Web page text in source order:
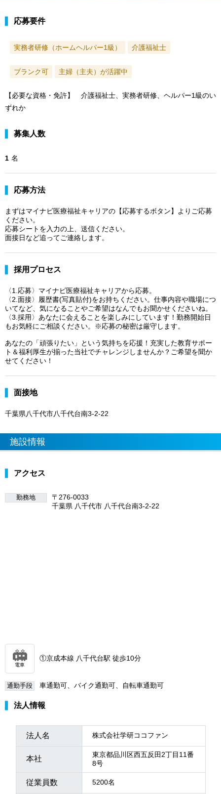
応募要件
実務者研修（ホームヘルパー1級） 介護福祉士
ブランク可 主婦（主夫）が活躍中
【必要な資格・免許】 介護福祉士、実務者研修、ヘルパー1級のい
ずれか
募集人数
1 名
応募方法
まずはマイナビ医療福祉キャリアの【応募するボタン】よりご応募
ください。
応募シートを入力の上、送信ください。
面接日など追ってご連絡します。
採用プロセス
〈1.応募〉マイナビ医療福祉キャリアから応募。
〈2.面接〉履歴書(写真貼付)をお持ちください。仕事内容や職場につ
いてなど、気になることやご希望はなんでもお聞かせくださいね。
〈3.採用〉あなたに会えることを楽しみにしています！勤務開始日
もお気軽にご相談ください。※応募の秘密は厳守します。
あなたの「頑張りたい」という気持ちを応援！充実した教育サポー
ト＆福利厚生が揃った当社でチャレンジしませんか？ご希望を聞か
せてください！
面接地
千葉県八千代市八千代台南3-2-22
施設情報
アクセス
勤務地
〒276-0033
千葉県 八千代市 八千代台南3-2-22
電車
①京成本線 八千代台駅 徒歩10分
通勤手段 車通勤可、バイク通勤可、自転車通勤可
法人情報
法人名 株式会社学研ココファン
本社
東京都品川区西五反田2丁目11番
8号
従業員数 5200名